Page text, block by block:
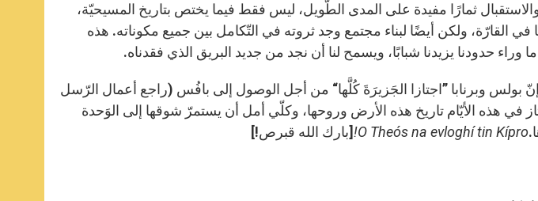
ثمارًا مفيدة على المدى الطّويل، ليس فقط فيما يختص بتاريخ المسيحيّة،
القارّة، ولكن أيضًا لبناء مجتمع وجد ثروته في التّكامل بين جميع مكوناته. هذه
وراء حدودنا يزيدنا شبابًا، ويسمح لنا أن نجد من جديد البريق الذي فقدناه.
وبرنابا ”اجتازا الجَزيرَةَ كُلَّها“ من أجل الوصول إلى بافُس (راجع أعمال الرّسل
في هذه الأيّام تاريخ هذه الأرض وروحها، وكلّي أمل أن يستمرّ شوقها إلى الوَحدة
O Theós na evloghí tin Kípro! [بارك الله قبرص!]